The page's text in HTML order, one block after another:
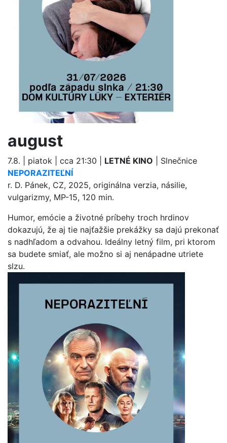
august
7.8. | piatok | cca 21:30 | LETNÉ KINO | Slnečnice
NEPORAZITEĽNÍ
r. D. Pánek, CZ, 2025, originálna verzia, násilie,
vulgarizmy, MP-15, 120 min.
Humor, emócie a životné príbehy troch hrdinov
dokazujú, že aj tie najťažšie prekážky sa dajú prekonať
s nadhľadom a odvahou. Ideálny letný film, pri ktorom
sa budete smiať, ale možno si aj nenápadne utriete
slzu.